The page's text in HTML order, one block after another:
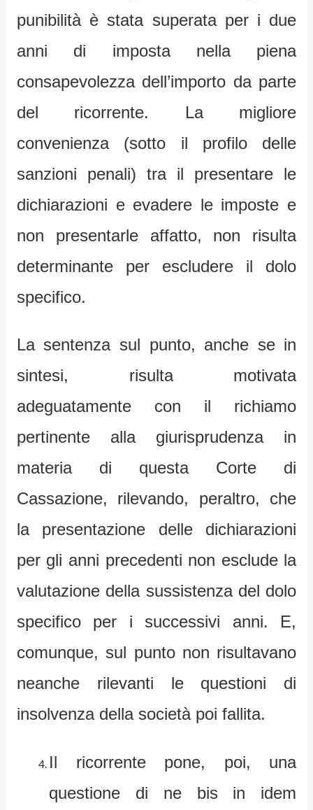
punibilità è stata superata per i due
anni di imposta nella piena
consapevolezza dell’importo da parte
del ricorrente. La migliore
convenienza (sotto il profilo delle
sanzioni penali) tra il presentare le
dichiarazioni e evadere le imposte e
non presentarle affatto, non risulta
determinante per escludere il dolo
specifico.
La sentenza sul punto, anche se in
sintesi, risulta motivata
adeguatamente con il richiamo
pertinente alla giurisprudenza in
materia di questa Corte di
Cassazione, rilevando, peraltro, che
la presentazione delle dichiarazioni
per gli anni precedenti non esclude la
valutazione della sussistenza del dolo
specifico per i successivi anni. E,
comunque, sul punto non risultavano
neanche rilevanti le questioni di
insolvenza della società poi fallita.
Il ricorrente pone, poi, una
questione di ne bis in idem